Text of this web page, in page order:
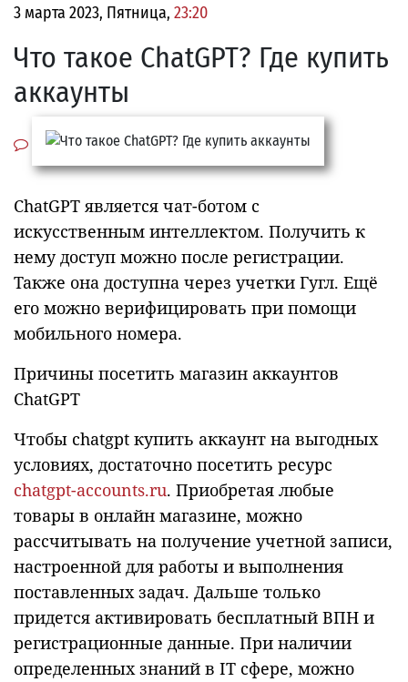
3 марта 2023, Пятница, 23:20
Что такое ChatGPT? Где купить
аккаунты
ChatGPT является чат-ботом с
искусственным интеллектом. Получить к
нему доступ можно после регистрации.
Также она доступна через учетки Гугл. Ещё
его можно верифицировать при помощи
мобильного номера.
Причины посетить магазин аккаунтов
ChatGPT
Чтобы chatgpt купить аккаунт на выгодных
условиях, достаточно посетить ресурс
chatgpt-accounts.ru. Приобретая любые
товары в онлайн магазине, можно
рассчитывать на получение учетной записи,
настроенной для работы и выполнения
поставленных задач. Дальше только
придется активировать бесплатный ВПН и
регистрационные данные. При наличии
определенных знаний в IT сфере, можно